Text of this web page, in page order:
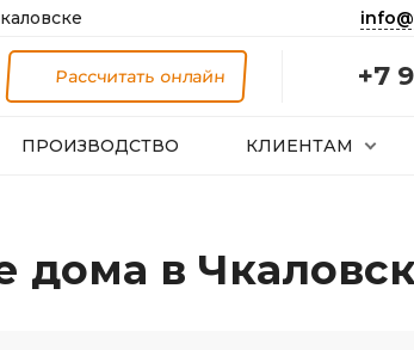
Рассчитать онлайн +7
ПРОИЗВОДСТВО КЛИЕНТАМ
в